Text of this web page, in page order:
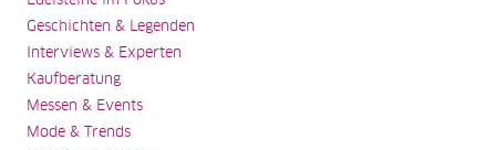
Geschichten & Legenden
Interviews & Experten
Kaufberatung
Messen & Events
Mode & Trends